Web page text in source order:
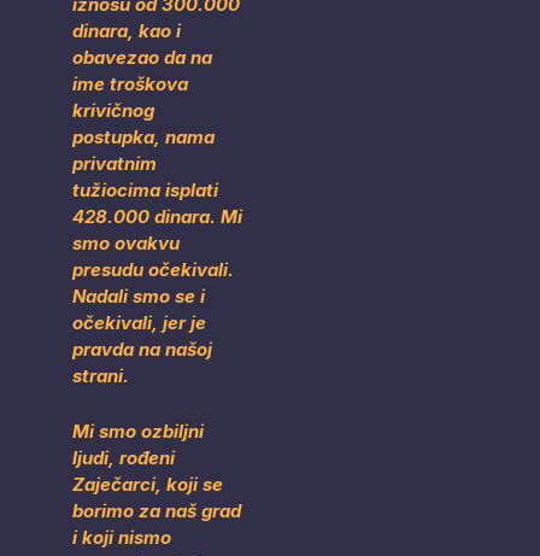
dinara, kao i
obavezao da na
ime troškova
krivičnog
postupka, nama
privatnim
tužiocima isplati
428.000 dinara. Mi
smo ovakvu
presudu očekivali.
Nadali smo se i
očekivali, jer je
pravda na našoj
strani.
Mi smo ozbiljni
ljudi, rođeni
Zaječarci, koji se
borimo za naš grad
i koji nismo